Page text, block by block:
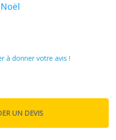
à donner votre avis !